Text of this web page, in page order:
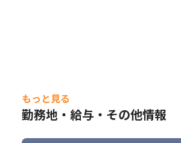
もっと見る
勤務地・給与・その他情報